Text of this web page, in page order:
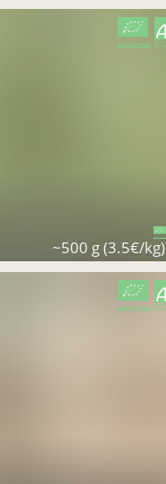
~500 g (3.5€/kg)
CERTIFIÉ PAR FR-BIO-01
AGRICULTURE FRANCE